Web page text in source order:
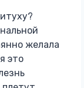
желала
это